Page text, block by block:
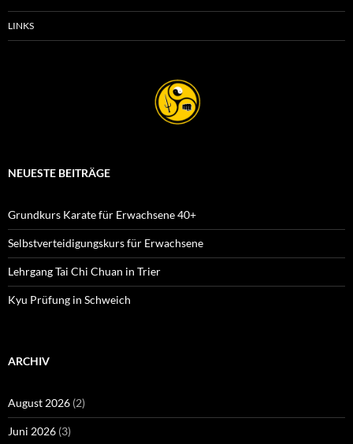
LINKS
NEUESTE BEITRÄGE
Grundkurs Karate für Erwachsene 40+
Selbstverteidigungskurs für Erwachsene
Lehrgang Tai Chi Chuan in Trier
Kyu Prüfung in Schweich
ARCHIV
August 2026 (2)
Juni 2026 (3)